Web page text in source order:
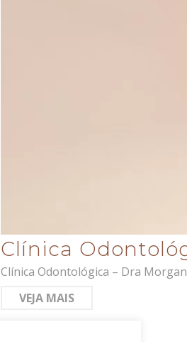
Clínica
Clínica Odontológica – Dra
VEJA MAIS